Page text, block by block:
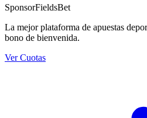
SponsorFieldsBet
La mejor plataforma de apuestas
bono de bienvenida.
Ver Cuotas